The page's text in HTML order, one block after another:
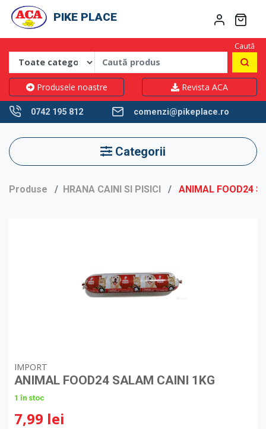
PIKE PLACE
Caută
Produsele noastre Revista ACA
0742 195 812 comenzi@pikeplace.ro
Categorii
Produse HRANA CAINI SI PISICI ANIMAL FOOD24
IMPORT
ANIMAL FOOD24 SALAM CAINI 1KG
1 în stoc
7,99 lei